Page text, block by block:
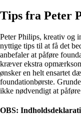
Tips fra Peter
Peter Philips, kreativ og
nyttige tips til at få det
anbefaler at påføre
kræver ekstra
ønsker en helt ensartet
foundationbørste.
ikke nødvendigt at
OBS: